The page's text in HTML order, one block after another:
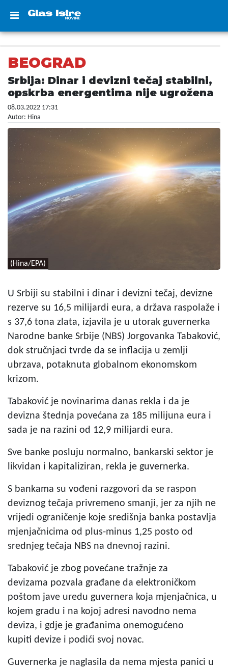
BEOGRAD
Srbija: Dinar i devizni tečaj stabilni,
opskrba energentima nije ugrožena
08.03.2022 17:31
Autor: Hina
(Hina/EPA)
U Srbiji su stabilni i dinar i devizni tečaj, devizne
rezerve su 16,5 milijardi eura, a država raspolaže i
s 37,6 tona zlata, izjavila je u utorak guvernerka
Narodne banke Srbije (NBS) Jorgovanka Tabaković,
dok stručnjaci tvrde da se inflacija u zemlji
ubrzava, potaknuta globalnom ekonomskom
krizom.
Tabaković je novinarima danas rekla i da je
devizna štednja povećana za 185 milijuna eura i
sada je na razini od 12,9 milijardi eura.
Sve banke posluju normalno, bankarski sektor je
likvidan i kapitaliziran, rekla je guvernerka.
S bankama su vođeni razgovori da se raspon
deviznog tečaja privremeno smanji, jer za njih ne
vrijedi ograničenje koje središnja banka postavlja
mjenjačnicima od plus-minus 1,25 posto od
srednjeg tečaja NBS na dnevnoj razini.
Tabaković je zbog povećane tražnje za
devizama pozvala građane da elektroničkom
poštom jave uredu guvernera koja mjenjačnica, u
kojem gradu i na kojoj adresi navodno nema
deviza, i gdje je građanima onemogućeno
kupiti devize i podići svoj novac.
Guvernerka je naglasila da nema mjesta panici u